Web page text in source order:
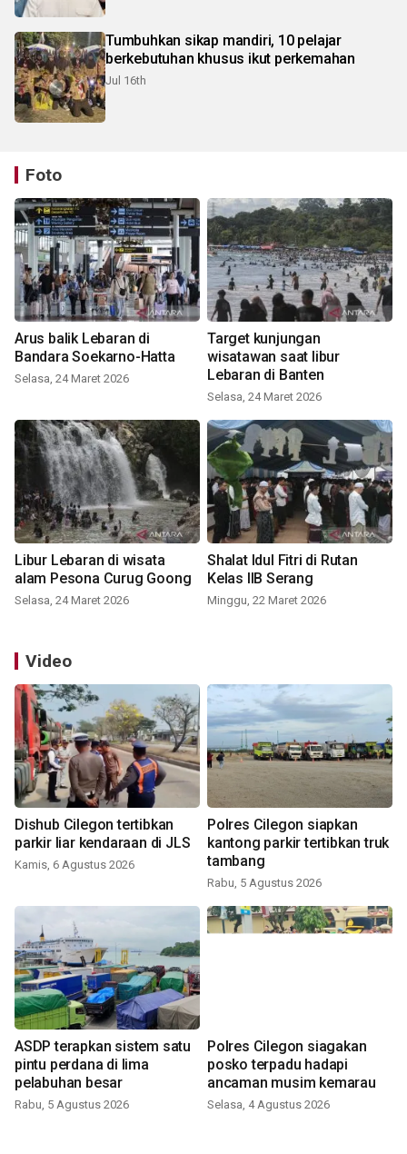
Tumbuhkan sikap mandiri, 10 pelajar
berkebutuhan khusus ikut perkemahan
Jul 16th
Foto
Arus balik Lebaran di
Bandara Soekarno-Hatta
Selasa, 24 Maret 2026
Target kunjungan
wisatawan saat libur
Lebaran di Banten
Selasa, 24 Maret 2026
Libur Lebaran di wisata
alam Pesona Curug Goong
Selasa, 24 Maret 2026
Shalat Idul Fitri di Rutan
Kelas IIB Serang
Minggu, 22 Maret 2026
Video
Dishub Cilegon tertibkan
parkir liar kendaraan di JLS
Kamis, 6 Agustus 2026
Polres Cilegon siapkan
kantong parkir tertibkan truk
tambang
Rabu, 5 Agustus 2026
ASDP terapkan sistem satu
pintu perdana di lima
pelabuhan besar
Rabu, 5 Agustus 2026
Polres Cilegon siagakan
posko terpadu hadapi
ancaman musim kemarau
Selasa, 4 Agustus 2026